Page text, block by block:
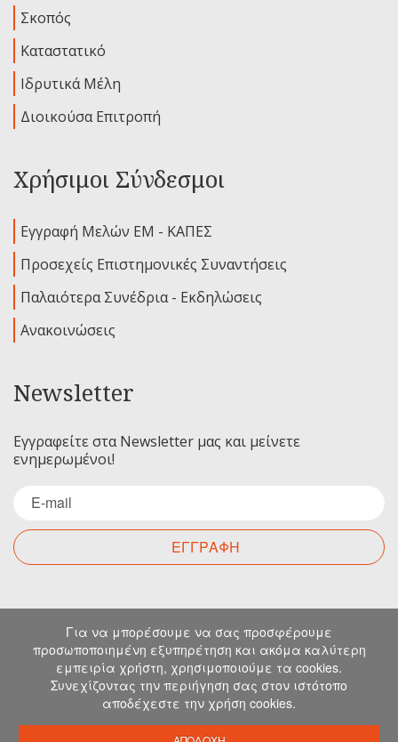
Σκοπός
Καταστατικό
Ιδρυτικά Μέλη
Διοικούσα Επιτροπή
Χρήσιμοι Σύνδεσμοι
Εγγραφή Μελών ΕΜ - ΚΑΠΕΣ
Προσεχείς Επιστημονικές Συναντήσεις
Παλαιότερα Συνέδρια - Εκδηλώσεις
Ανακοινώσεις
Newsletter
Εγγραφείτε στα Newsletter μας και μείνετε
ενημερωμένοι!
ΕΓΓΡΑΦΗ
Επικοινωνία
Για οποιαδήποτε ερώτηση σας μπορείτε να
επικοινωνήσετε μαζί μας στα παρακάτω στοιχεία.
Μιχελιδάκη 19, Ηράκλειο, 71202, Κρήτη
Για να μπορέσουμε να σας προσφέρουμε
προσωποποιημένη εξυπηρέτηση και ακόμα καλύτερη
εμπειρία χρήστη, χρησιμοποιούμε τα cookies.
Συνεχίζοντας την περιήγηση σας στον ιστότοπο
αποδέχεστε την χρήση cookies.